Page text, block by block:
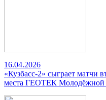
16.04.2026
«Кузбасс-2» сыграет матчи
места ГЕОТЕК Молодёжной